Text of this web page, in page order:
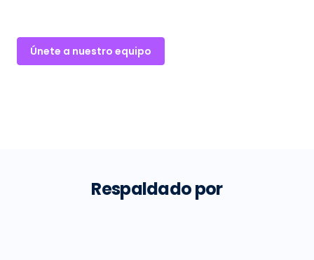
Únete a nuestro equipo
Respaldado por